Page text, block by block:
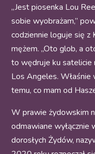
„Jest piosenka Lou
sobie wyobrażam,”
codziennie loguje się z
mężem. „Oto glob, a
to wędruje ku satelicie
Los Angeles.
temu, co mam od
W prawie żydowskim
odmawiane
dorosłych Żydów,